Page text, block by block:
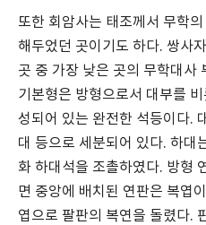
또한 회암사는 태조께서 무학
해두었던 곳이기도 하다. 쌍사
곳 중 가장 낮은 곳의 무학대사
기본형은 방형으로서 대부를
성되어 있는 완전한 석등이다.
대 등으로 세분되어 있다. 하대
화 하대석을 조촐하였다. 방형
면 중앙에 배치된 연판은 복엽
엽으로 팔판의 복연을 돌렸다.